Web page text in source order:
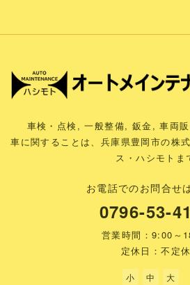
車検・点検, 一般整備, 鈑金, 車両
車に関することは、兵庫県豊岡市の株
ス・ハシモトま
お電話でのお問合せ
0796-53-
営業時間：9:00～
定休日：不定休
小 中 大